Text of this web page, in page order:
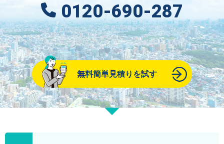
0120-690-287
無料簡単見積りを試す